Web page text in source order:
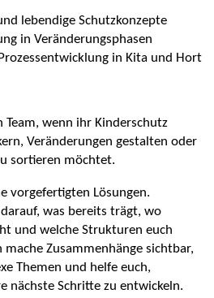
lebendige Schutzkonzepte
in Veränderungsphasen
in Kita und Hort
Team, wenn ihr Kinderschutz
Veränderungen gestalten oder
sortieren möchtet.
vorgefertigten Lösungen.
was bereits trägt, wo
und welche Strukturen euch
Zusammenhänge sichtbar,
Themen und helfe euch,
nächste Schritte zu entwickeln.